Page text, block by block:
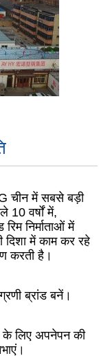
चीन में सबसे बड़ी
10 वर्षों में,
निर्माताओं में
दिशा में काम कर रहे
करती है।
ब्रांड बनें।
के लिए अपनेपन की